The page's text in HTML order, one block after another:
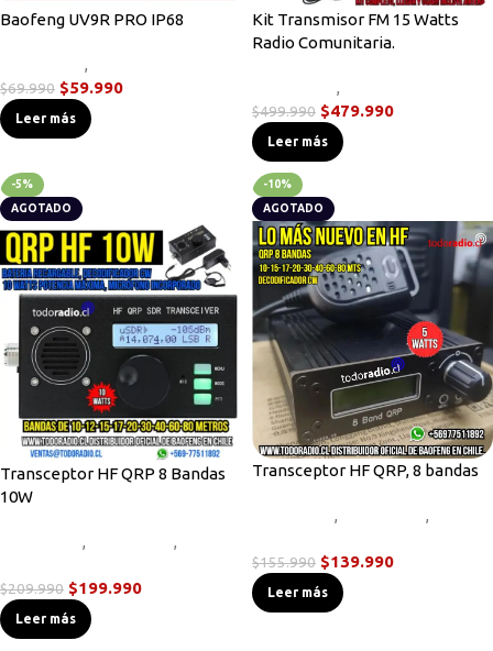
Baofeng UV9R PRO IP68
,
$69.990 $59.990
Leer más
Kit Transmisor FM 15 Watts
Radio Comunitaria.
,
$499.990 $479.990
Leer más
-5%
AGOTADO
Transceptor HF QRP 8 Bandas
10W
, ,
$209.990 $199.990
Leer más
-10%
AGOTADO
Transceptor HF QRP, 8 bandas
, ,
$155.990 $139.990
Leer más